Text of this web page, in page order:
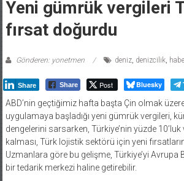
Yeni gümrük vergileri
fırsat doğurdu
Gönderen: yonetmen deniz, denizcilik,
Share Share Post Bluesky
ABD’nin geçtiğimiz hafta başta Çin olmak
uygulamaya başladığı yeni gümrük vergileri,
dengelerini sarsarken, Türkiye’nin yüzde
kalması, Türk lojistik sektörü için yeni fırsatların
Uzmanlara göre bu gelişme, Türkiye’yi Avrupa
bir tedarik merkezi haline getirebilir.